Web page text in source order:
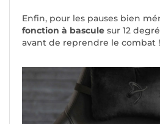
Enfin, pour les pauses bien
fonction à bascule sur 12
avant de reprendre le combat !